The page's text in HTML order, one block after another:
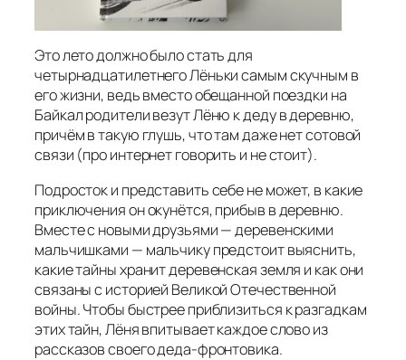
Это лето должно было стать для
четырнадцатилетнего Лёньки самым скучным в
его жизни, ведь вместо обещанной поездки на
Байкал родители везут Лёню к деду в деревню,
причём в такую глушь, что там даже нет сотовой
связи (про интернет говорить и не стоит).
Подросток и представить себе не может, в какие
приключения он окунётся, прибыв в деревню.
Вместе с новыми друзьями — деревенскими
мальчишками — мальчику предстоит выяснить,
какие тайны хранит деревенская земля и как они
связаны с историей Великой Отечественной
войны. Чтобы быстрее приблизиться к разгадкам
этих тайн, Лёня впитывает каждое слово из
рассказов своего деда‑фронтовика.